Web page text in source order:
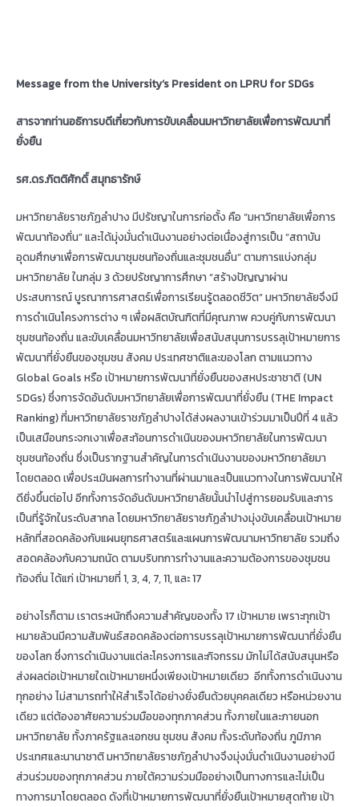
Message from the University’s President on LPRU for SDGs
สารจากท่านอธิการบดีเกี่ยวกับการขับเคลื่อนมหาวิทยาลัยเพื่อการพัฒนาที่
ยั่งยืน
รศ.ดร.กิตติศักดิ์ สมุทธารักษ์
มหาวิทยาลัยราชภัฏลำปาง มีปรัชญาในการก่อตั้ง คือ “มหาวิทยาลัยเพื่อการ
พัฒนาท้องถิ่น” และได้มุ่งมั่นดำเนินงานอย่างต่อเนื่องสู่การเป็น “สถาบัน
อุดมศึกษาเพื่อการพัฒนาชุมชนท้องถิ่นและชุมชนอื่น” ตามการแบ่งกลุ่ม
มหาวิทยาลัย ในกลุ่ม 3 ด้วยปรัชญาการศึกษา “สร้างปัญญาผ่าน
ประสบการณ์ บูรณาการศาสตร์เพื่อการเรียนรู้ตลอดชีวิต” มหาวิทยาลัยจึงมี
การดำเนินโครงการต่าง ๆ เพื่อผลิตบัณฑิตที่มีคุณภาพ ควบคู่กับการพัฒนา
ชุมชนท้องถิ่น และขับเคลื่อนมหาวิทยาลัยเพื่อสนับสนุนการบรรลุเป้าหมายการ
พัฒนาที่ยั่งยืนของชุมชน สังคม ประเทศชาติและของโลก ตามแนวทาง
Global Goals หรือ เป้าหมายการพัฒนาที่ยั่งยืนของสหประชาชาติ (UN
SDGs) ซึ่งการจัดอันดับมหาวิทยาลัยเพื่อการพัฒนาที่ยั่งยืน (THE Impact
Ranking) ที่มหาวิทยาลัยราชภัฏลำปางได้ส่งผลงานเข้าร่วมมาเป็นปีที่ 4 แล้ว
เป็นเสมือนกระจกเงาเพื่อสะท้อนการดำเนินของมหาวิทยาลัยในการพัฒนา
ชุมชนท้องถิ่น ซึ่งเป็นรากฐานสำคัญในการดำเนินงานของมหาวิทยาลัยมา
โดยตลอด เพื่อประเมินผลการทำงานที่ผ่านมาและเป็นแนวทางในการพัฒนาให้
ดียิ่งขึ้นต่อไป อีกทั้งการจัดอันดับมหาวิทยาลัยนั้นนำไปสู่การยอมรับและการ
เป็นที่รู้จักในระดับสากล โดยมหาวิทยาลัยราชภัฏลำปางมุ่งขับเคลื่อนเป้าหมาย
หลักที่สอดคล้องกับแผนยุทธศาสตร์และแผนการพัฒนามหาวิทยาลัย รวมถึง
สอดคล้องกับความถนัด ตามบริบทการทำงานและความต้องการของชุมชน
ท้องถิ่น ได้แก่ เป้าหมายที่ 1, 3, 4, 7, 11, และ 17
อย่างไรก็ตาม เราตระหนักถึงความสำคัญของทั้ง 17 เป้าหมาย เพราะทุกเป้า
หมายล้วนมีความสัมพันธ์สอดคล้องต่อการบรรลุเป้าหมายการพัฒนาที่ยั่งยืน
ของโลก ซึ่งการดำเนินงานแต่ละโครงการและกิจกรรม มักไม่ได้สนับสนุนหรือ
ส่งผลต่อเป้าหมายใดเป้าหมายหนึ่งเพียงเป้าหมายเดียว อีกทั้งการดำเนินงาน
ทุกอย่าง ไม่สามารถทำให้สำเร็จได้อย่างยั่งยืนด้วยบุคคลเดียว หรือหน่วยงาน
เดียว แต่ต้องอาศัยความร่วมมือของทุกภาคส่วน ทั้งภายในและภายนอก
มหาวิทยาลัย ทั้งภาครัฐและเอกชน ชุมชน สังคม ทั้งระดับท้องถิ่น ภูมิภาค
ประเทศและนานาชาติ มหาวิทยาลัยราชภัฏลำปางจึงมุ่งมั่นดำเนินงานอย่างมี
ส่วนร่วมของทุกภาคส่วน ภายใต้ความร่วมมืออย่างเป็นทางการและไม่เป็น
ทางการมาโดยตลอด ดังที่เป้าหมายการพัฒนาที่ยั่งยืนเป้าหมายสุดท้าย เป้า